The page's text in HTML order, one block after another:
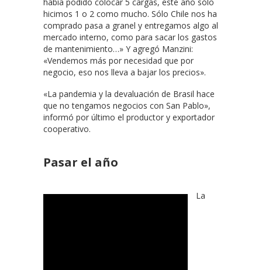
hicimos 1 o 2 como mucho. Sólo Chile nos ha
comprado pasa a granel y entregamos algo al
mercado interno, como para sacar los gastos
de mantenimiento…» Y agregó Manzini:
«Vendemos más por necesidad que por
negocio, eso nos lleva a bajar los precios».
«La pandemia y la devaluación de Brasil hace
que no tengamos negocios con San Pablo»,
informó por último el productor y exportador
cooperativo.
Pasar el año
La